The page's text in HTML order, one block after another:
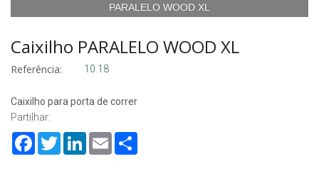
PARALELO WOOD XL
Caixilho PARALELO WOOD XL
Referência: 10.18
Caixilho para porta de correr
Partilhar:
FacebookTwitterLinkedInEmail